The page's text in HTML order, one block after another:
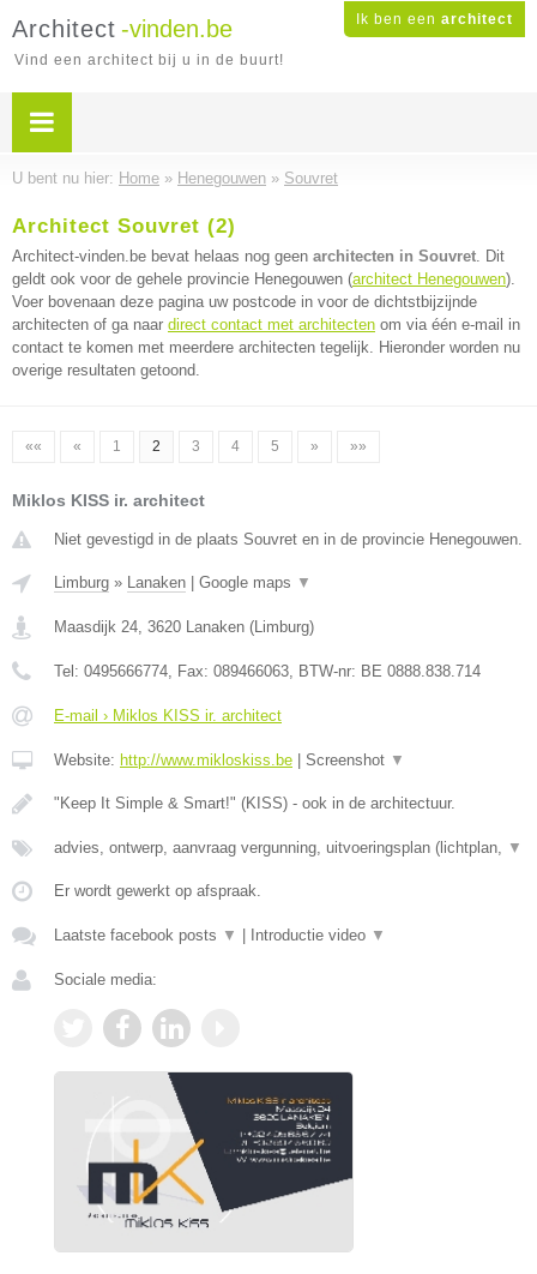
Ik ben een architect
Architect -vinden.be
Vind een architect bij u in de buurt!
U bent nu hier: Home » Henegouwen » Souvret
Architect Souvret (2)
Architect-vinden.be bevat helaas nog geen architecten in Souvret. Dit
geldt ook voor de gehele provincie Henegouwen (architect Henegouwen).
Voer bovenaan deze pagina uw postcode in voor de dichtstbijzijnde
architecten of ga naar direct contact met architecten om via één e-mail in
contact te komen met meerdere architecten tegelijk. Hieronder worden nu
overige resultaten getoond.
«« « 1 2 3 4 5 » »»
Miklos KISS ir. architect
Niet gevestigd in de plaats Souvret en in de provincie Henegouwen.
Limburg » Lanaken Google maps ▼
Maasdijk 24, 3620 Lanaken (Limburg)
Tel: 0495666774, Fax: 089466063, BTW-nr: BE 0888.838.714
E-mail › Miklos KISS ir. architect
Website: http://www.mikloskiss.be Screenshot ▼
"Keep It Simple & Smart!" (KISS) - ook in de architectuur.
advies, ontwerp, aanvraag vergunning, uitvoeringsplan (lichtplan, ▼
Er wordt gewerkt op afspraak.
Laatste facebook posts ▼ Introductie video ▼
Sociale media: